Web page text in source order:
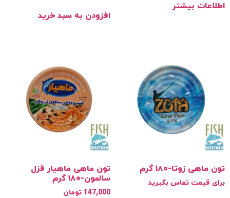
بیشتر
افزودن به سبد خرید
زوتا-۱۸۰ گرم
قیمت تماس بگیرید
تون ماهی ماهیار قزل
سالمون-۱۸۰ گرم
147,000 تومان